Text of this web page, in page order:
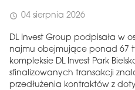
schedule 04 sierpnia 2026
DL Invest Group podpisała w
najmu obejmujące ponad 67
kompleksie DL Invest Park
sfinalizowanych transakcji
przedłużenia kontraktów z